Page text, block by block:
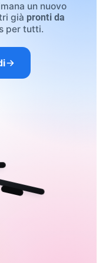
un nuovo
già pronti da
per tutti.